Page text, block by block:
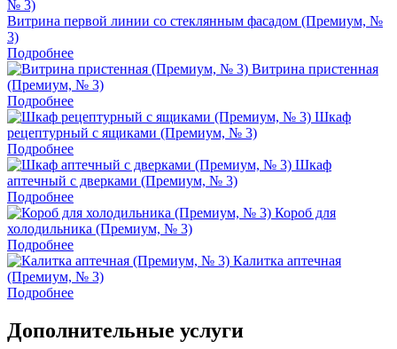
Витрина первой линии со стеклянным фасадом (Премиум, №
3)
Подробнее
Витрина пристенная
(Премиум, № 3)
Подробнее
Шкаф
рецептурный с ящиками (Премиум, № 3)
Подробнее
Шкаф
аптечный с дверками (Премиум, № 3)
Подробнее
Короб для
холодильника (Премиум, № 3)
Подробнее
Калитка аптечная
(Премиум, № 3)
Подробнее
Дополнительные услуги